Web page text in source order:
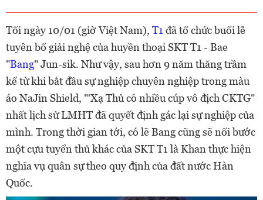
Tối ngày 10/01 (giờ Việt Nam), T1 đã tổ chức buổi lễ
tuyên bố giải nghệ của huyền thoại SKT T1 - Bae
"Bang" Jun-sik. Như vậy, sau hơn 9 năm thăng trầm
kể từ khi bắt đầu sự nghiệp chuyên nghiệp trong màu
áo NaJin Shield, "'Xạ Thủ có nhiều cúp vô địch CKTG"
nhất lịch sử LMHT đã quyết định gác lại sự nghiệp của
mình. Trong thời gian tới, có lẽ Bang cũng sẽ nối bước
một cựu tuyển thủ khác của SKT T1 là Khan thực hiện
nghĩa vụ quân sự theo quy định của đất nước Hàn
Quốc.